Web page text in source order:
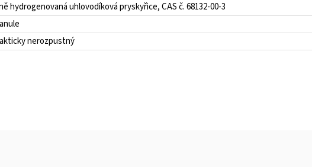
hydrogenovaná uhlovodíková pryskyřice, CAS č. 68132-00-3
nerozpustný